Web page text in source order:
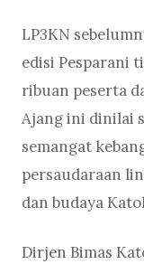
LP3KN
edisi Pesparani
ribuan peserta
Ajang ini dinilai
semangat
persaudaraan
dan budaya
Dirjen Bimas